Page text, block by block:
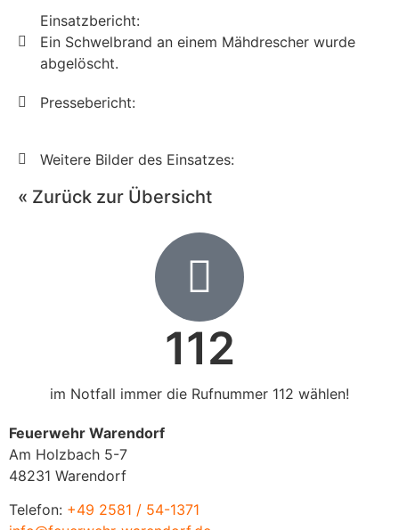
Einsatzbericht:
Ein Schwelbrand an einem Mähdrescher wurde
abgelöscht.
Pressebericht:
Weitere Bilder des Einsatzes:
« Zurück zur Übersicht
112
im Notfall immer die Rufnummer 112 wählen!
Feuerwehr Warendorf
Am Holzbach 5-7
48231 Warendorf
Telefon: +49 2581 / 54-1371